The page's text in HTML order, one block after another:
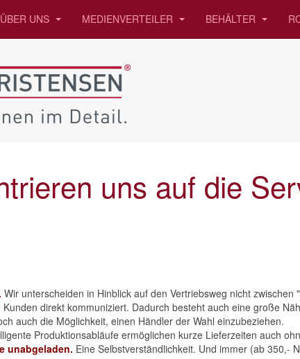
ÜBER UNS MEDIENVERTEILER BEHÄLTER
uns auf die
Wir unterscheiden in Hinblick auf den Vertriebsweg nicht
direkt kommuniziert. Dadurch besteht auch eine große
auch die Möglichkeit, einen Händler der Wahl einzubeziehen.
Produktionsabläufe ermöglichen kurze Lieferzeiten auch
unabgeladen. Eine Selbstverständlichkeit. Und immer (ab 350,-